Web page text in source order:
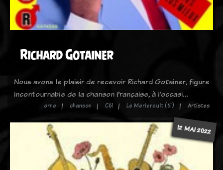
Richard Gotainer
Nous avons le plaisir de recevoir Richard Gotainer, figure
incontournable de la chanson française, à l’occasi…
orne chanson C61 Le Merlerault (61) Artistes
12 MAI 2022